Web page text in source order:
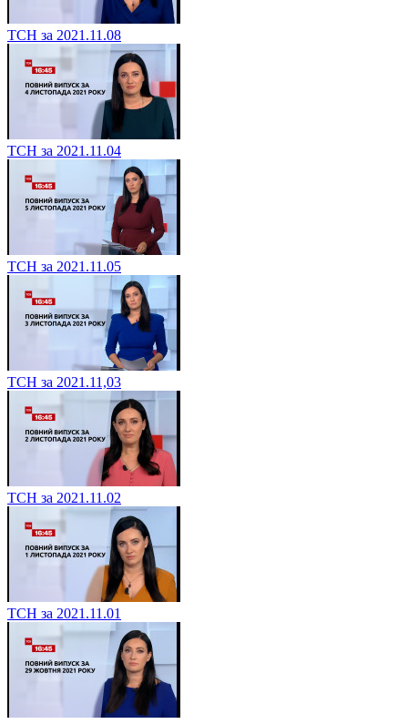
ТСН за 2021.11.08
ТСН за 2021.11.04
ТСН за 2021.11.05
ТСН за 2021.11,03
ТСН за 2021.11.02
ТСН за 2021.11.01